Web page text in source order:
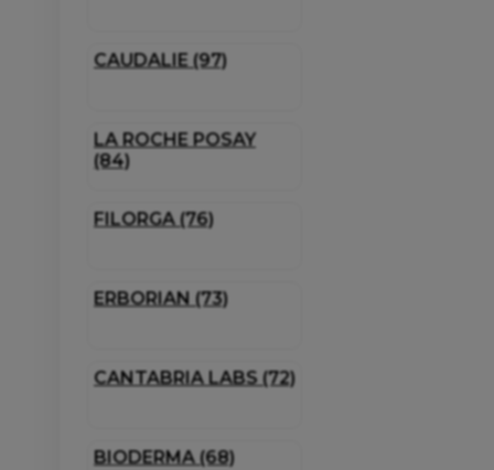
CAUDALIE (97)
LA ROCHE POSAY
(84)
FILORGA (76)
ERBORIAN (73)
CANTABRIA LABS (72)
BIODERMA (68)